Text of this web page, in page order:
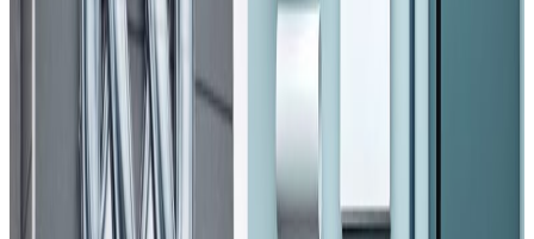
पुण्यप्रसाद धमला, काठमाडौं । नेपालमा शुक्रबार एकैदिन १४ जनामा